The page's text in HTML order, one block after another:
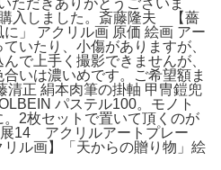
入しました。斎藤隆夫 【薔
」 アクリル画 原価 絵画 アー
いたり、小傷がありますが、
で上手く撮影できませんが、
いは濃いめです。ご希望額ま
清正 絹本肉筆の掛軸 甲冑鎧兜
パステル100。モノト
2枚セットで置いて頂くのが
14 アクリルアートプレー
ル画】「天からの贈り物」絵